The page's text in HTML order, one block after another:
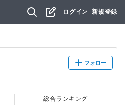
ログイン 新規登録
フォロー
総合ランキング